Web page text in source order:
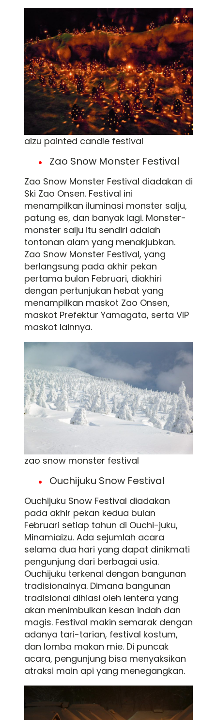
aizu painted candle festival
Zao Snow Monster Festival
Zao Snow Monster Festival diadakan di
Ski Zao Onsen. Festival ini
menampilkan iluminasi monster salju,
patung es, dan banyak lagi. Monster-
monster salju itu sendiri adalah
tontonan alam yang menakjubkan.
Zao Snow Monster Festival, yang
berlangsung pada akhir pekan
pertama bulan Februari, diakhiri
dengan pertunjukan hebat yang
menampilkan maskot Zao Onsen,
maskot Prefektur Yamagata, serta VIP
maskot lainnya.
zao snow monster festival
Ouchijuku Snow Festival
Ouchijuku Snow Festival diadakan
pada akhir pekan kedua bulan
Februari setiap tahun di Ouchi-juku,
Minamiaizu. Ada sejumlah acara
selama dua hari yang dapat dinikmati
pengunjung dari berbagai usia.
Ouchijuku terkenal dengan bangunan
tradisionalnya. Dimana bangunan
tradisional dihiasi oleh lentera yang
akan menimbulkan kesan indah dan
magis. Festival makin semarak dengan
adanya tari-tarian, festival kostum,
dan lomba makan mie. Di puncak
acara, pengunjung bisa menyaksikan
atraksi main api yang menegangkan.